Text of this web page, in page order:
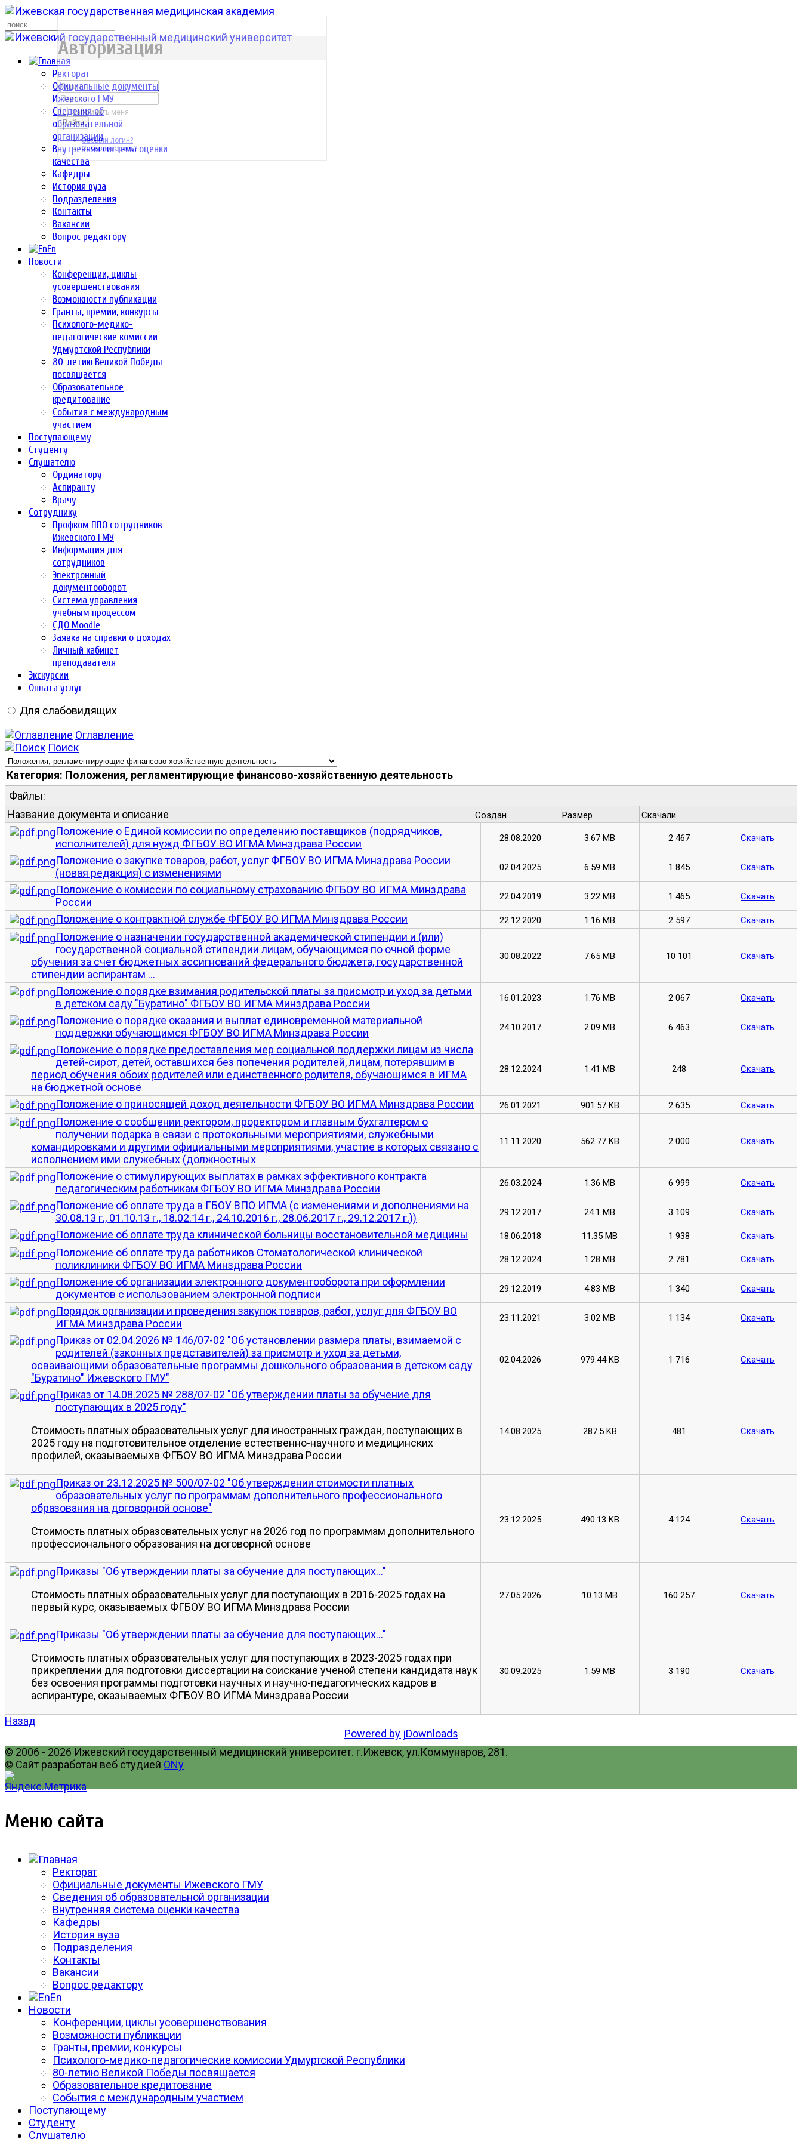
Ректорат
Официальные документы
Ижевского ГМУ
Сведения об
образовательной
организации
Внутренняя система оценки
качества
Кафедры
История вуза
Подразделения
Контакты
Вакансии
Вопрос редактору
En
Новости
Конференции, циклы
усовершенствования
Возможности публикации
Гранты, премии, конкурсы
Психолого-медико-
педагогические комиссии
Удмуртской Республики
80-летию Великой Победы
посвящается
Образовательное
кредитование
События с международным
участием
Поступающему
Студенту
Слушателю
Ординатору
Аспиранту
Врачу
Сотруднику
Профком ППО сотрудников
Ижевского ГМУ
Информация для
сотрудников
Электронный
документооборот
Система управления
учебным процессом
СДО Moodle
Заявка на справки о доходах
Личный кабинет
преподавателя
Экскурсии
Оплата услуг
Для слабовидящих
Оглавление
Поиск
Категория: Положения, регламентирующие финансово-хозяйственную деятельность
Файлы:
Название документа и описание
Создан Размер Скачали
Положение о Единой комиссии по определению поставщиков (подрядчиков,
исполнителей) для нужд ФГБОУ ВО ИГМА Минздрава России
28.08.2020 3.67 MB 2 467 Скачать
Положение о закупке товаров, работ, услуг ФГБОУ ВО ИГМА Минздрава России
(новая редакция) с изменениями
02.04.2025 6.59 MB 1 845 Скачать
Положение о комиссии по социальному страхованию ФГБОУ ВО ИГМА Минздрава
России
22.04.2019 3.22 MB 1 465 Скачать
Положение о контрактной службе ФГБОУ ВО ИГМА Минздрава России 22.12.2020 1.16 MB 2 597 Скачать
Положение о назначении государственной академической стипендии и (или)
государственной социальной стипендии лицам, обучающимся по очной форме
обучения за счет бюджетных ассигнований федерального бюджета, государственной
стипендии аспирантам ...
30.08.2022 7.65 MB 10 101 Скачать
Положение о порядке взимания родительской платы за присмотр и уход за детьми
в детском саду "Буратино" ФГБОУ ВО ИГМА Минздрава России
16.01.2023 1.76 MB 2 067 Скачать
Положение о порядке оказания и выплат единовременной материальной
поддержки обучающимся ФГБОУ ВО ИГМА Минздрава России
24.10.2017 2.09 MB 6 463 Скачать
Положение о порядке предоставления мер социальной поддержки лицам из числа
детей-сирот, детей, оставшихся без попечения родителей, лицам, потерявшим в
период обучения обоих родителей или единственного родителя, обучающимся в ИГМА
на бюджетной основе
28.12.2024 1.41 MB 248 Скачать
Положение о приносящей доход деятельности ФГБОУ ВО ИГМА Минздрава России 26.01.2021 901.57 KB 2 635 Скачать
Положение о сообщении ректором, проректором и главным бухгалтером о
получении подарка в связи с протокольными мероприятиями, служебными
командировками и другими официальными мероприятиями, участие в которых связано с
исполнением ими служебных (должностных
11.11.2020 562.77 KB 2 000 Скачать
Положение о стимулирующих выплатах в рамках эффективного контракта
педагогическим работникам ФГБОУ ВО ИГМА Минздрава России
26.03.2024 1.36 MB 6 999 Скачать
Положение об оплате труда в ГБОУ ВПО ИГМА (с изменениями и дополнениями на
30.08.13 г., 01.10.13 г., 18.02.14 г., 24.10.2016 г., 28.06.2017 г., 29.12.2017 г.))
29.12.2017 24.1 MB 3 109 Скачать
Положение об оплате труда клинической больницы восстановительной медицины 18.06.2018 11.35 MB 1 938 Скачать
Положение об оплате труда работников Стоматологической клинической
поликлиники ФГБОУ ВО ИГМА Минздрава России
28.12.2024 1.28 MB 2 781 Скачать
Положение об организации электронного документооборота при оформлении
документов с использованием электронной подписи
29.12.2019 4.83 MB 1 340 Скачать
Порядок организации и проведения закупок товаров, работ, услуг для ФГБОУ ВО
ИГМА Минздрава России
23.11.2021 3.02 MB 1 134 Скачать
Приказ от 02.04.2026 № 146/07-02 "Об установлении размера платы, взимаемой с
родителей (законных представителей) за присмотр и уход за детьми,
осваивающими образовательные программы дошкольного образования в детском саду
"Буратино" Ижевского ГМУ"
02.04.2026 979.44 KB 1 716 Скачать
Приказ от 14.08.2025 № 288/07-02 "Об утверждении платы за обучение для
поступающих в 2025 году"
Стоимость платных образовательных услуг для иностранных граждан, поступающих в
2025 году на подготовительное отделение естественно-научного и медицинских
профилей, оказываемыхв ФГБОУ ВО ИГМА Минздрава России
14.08.2025 287.5 KB 481 Скачать
Приказ от 23.12.2025 № 500/07-02 "Об утверждении стоимости платных
образовательных услуг по программам дополнительного профессионального
образования на договорной основе"
Стоимость платных образовательных услуг на 2026 год по программам дополнительного
профессионального образования на договорной основе
23.12.2025 490.13 KB 4 124 Скачать
Приказы "Об утверждении платы за обучение для поступающих..."
Стоимость платных образовательных услуг для поступающих в 2016-2025 годах на
первый курс, оказываемых ФГБОУ ВО ИГМА Минздрава России
27.05.2026 10.13 MB 160 257 Скачать
Приказы "Об утверждении платы за обучение для поступающих..."
Стоимость платных образовательных услуг для поступающих в 2023-2025 годах при
прикреплении для подготовки диссертации на соискание ученой степени кандидата наук
без освоения программы подготовки научных и научно-педагогических кадров в
аспирантуре, оказываемых ФГБОУ ВО ИГМА Минздрава России
30.09.2025 1.59 MB 3 190 Скачать
Назад
Powered by jDownloads
© 2006 - 2026 Ижевский государственный медицинский университет. г.Ижевск, ул.Коммунаров, 281.
© Сайт разработан веб студией ONy
р
Авторизация
Запомнить меня
Войти
Забыли логин?
Забыли пароль?
Меню сайта
Ректорат
Официальные документы Ижевского ГМУ
Сведения об образовательной организации
Внутренняя система оценки качества
Кафедры
История вуза
Подразделения
Контакты
Вакансии
Вопрос редактору
En
Новости
Конференции, циклы усовершенствования
Возможности публикации
Гранты, премии, конкурсы
Психолого-медико-педагогические комиссии Удмуртской Республики
80-летию Великой Победы посвящается
Образовательное кредитование
События с международным участием
Поступающему
Студенту
Слушателю